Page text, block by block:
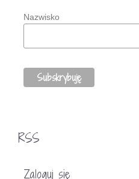
Nazwisko
RSS
Zaloguj się